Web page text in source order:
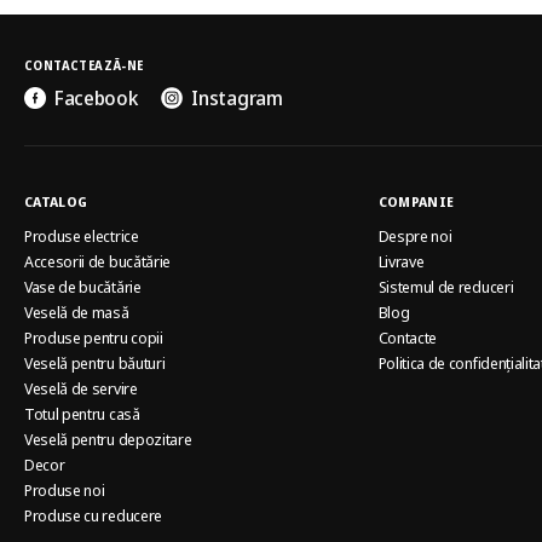
CONTACTEAZĂ-NE
Facebook Instagram
CATALOG
Produse electrice
Accesorii de bucătărie
Vase de bucătărie
Veselă de masă
Produse pentru copii
Veselă pentru băuturi
Veselă de servire
Totul pentru casă
Veselă pentru depozitare
Decor
Produse noi
Produse cu reducere
COMPANIE
Despre noi
Livrave
Sistemul de reduceri
Blog
Contacte
Politica de